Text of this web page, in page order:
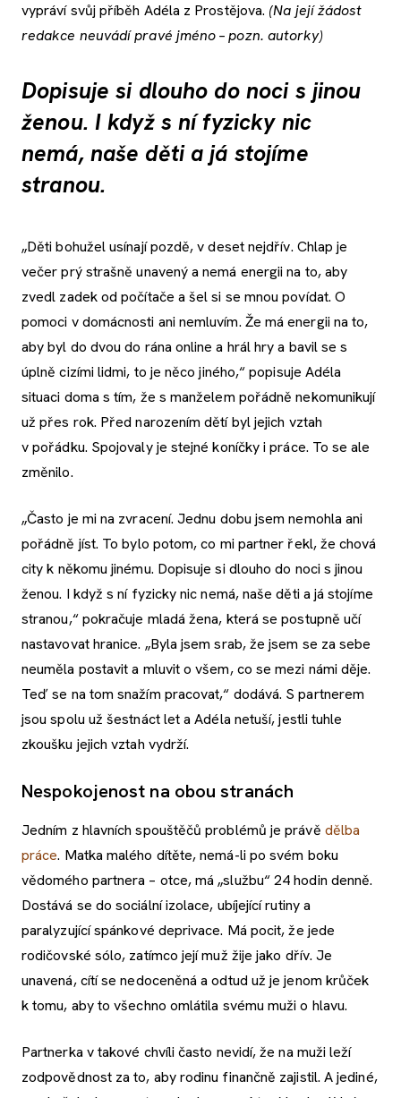
vypráví svůj příběh Adéla z Prostějova. (Na její žádost
redakce neuvádí pravé jméno – pozn. autorky)
Dopisuje si dlouho do noci s jinou
ženou. I když s ní fyzicky nic
nemá, naše děti a já stojíme
stranou.
„Děti bohužel usínají pozdě, v deset nejdřív. Chlap je
večer prý strašně unavený a nemá energii na to, aby
zvedl zadek od počítače a šel si se mnou povídat. O
pomoci v domácnosti ani nemluvím. Že má energii na to,
aby byl do dvou do rána online a hrál hry a bavil se s
úplně cizími lidmi, to je něco jiného,“ popisuje Adéla
situaci doma s tím, že s manželem pořádně nekomunikují
už přes rok. Před narozením dětí byl jejich vztah
v pořádku. Spojovaly je stejné koníčky i práce. To se ale
změnilo.
„Často je mi na zvracení. Jednu dobu jsem nemohla ani
pořádně jíst. To bylo potom, co mi partner řekl, že chová
city k někomu jinému. Dopisuje si dlouho do noci s jinou
ženou. I když s ní fyzicky nic nemá, naše děti a já stojíme
stranou,“ pokračuje mladá žena, která se postupně učí
nastavovat hranice. „Byla jsem srab, že jsem se za sebe
neuměla postavit a mluvit o všem, co se mezi námi děje.
Teď se na tom snažím pracovat,“ dodává. S partnerem
jsou spolu už šestnáct let a Adéla netuší, jestli tuhle
zkoušku jejich vztah vydrží.
Nespokojenost na obou stranách
Jedním z hlavních spouštěčů problémů je právě dělba
práce. Matka malého dítěte, nemá-li po svém boku
vědomého partnera – otce, má „službu“ 24 hodin denně.
Dostává se do sociální izolace, ubíjející rutiny a
paralyzující spánkové deprivace. Má pocit, že jede
rodičovské sólo, zatímco její muž žije jako dřív. Je
unavená, cítí se nedoceněná a odtud už je jenom krůček
k tomu, aby to všechno omlátila svému muži o hlavu.
Partnerka v takové chvíli často nevidí, že na muži leží
zodpovědnost za to, aby rodinu finančně zajistil. A jediné,